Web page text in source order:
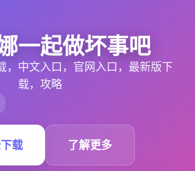
一起做坏事吧
，中文入口，官网入口，最新版下
载，攻略
载 了解更多